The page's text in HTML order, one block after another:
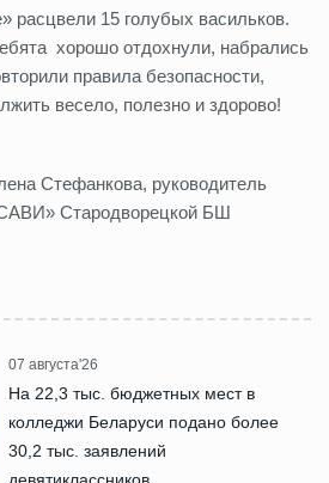
расцвели 15 голубых васильков.
хорошо отдохнули, набрались
правила безопасности,
весело, полезно и здорово!
Стефанкова, руководитель
Стародворецкой БШ
07 августа'26
На 22,3 тыс. бюджетных мест в
колледжи Беларуси подано более
30,2 тыс. заявлений